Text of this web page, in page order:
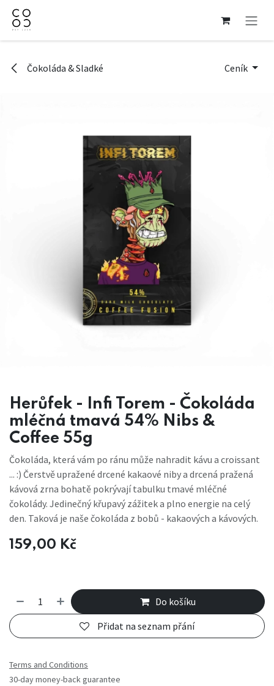
Přejít na obsah
Čokoláda & Sladké Ceník
Herůfek - Infi Torem - Čokoláda
mléčná tmavá 54% Nibs &
Coffee 55g
Čokoláda, která vám po ránu může nahradit kávu a croissant
... :) Čerstvě upražené drcené kakaové niby a drcená pražená
kávová zrna bohatě pokrývají tabulku tmavé mléčné
čokolády. Jedinečný křupavý zážitek a plno energie na celý
den. Taková je naše čokoláda z bobů - kakaových a kávových.
159,00 Kč
Do košíku
Přidat na seznam přání
Terms and Conditions
30-day money-back guarantee